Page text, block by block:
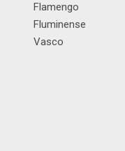
Flamengo
Fluminense
Vasco